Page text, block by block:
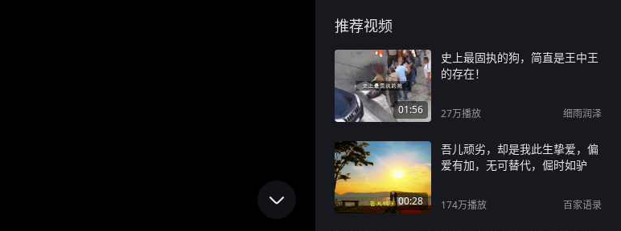
推荐视频
01:56
史上最固执的狗，简直是王中王
的存在！
27万播放 细雨润泽
00:28
吾儿顽劣，却是我此生挚爱，偏
爱有加，无可替代，倔时如驴
174万播放 百家语录